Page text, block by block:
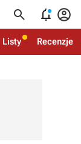
  
Listy Recenzje